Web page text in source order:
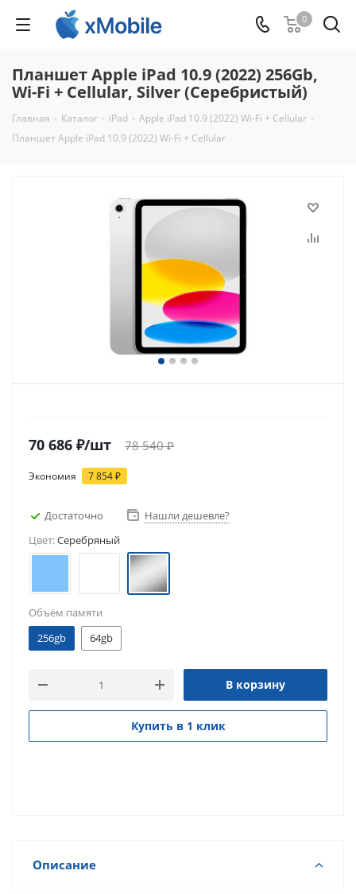
0
Планшет Apple iPad 10.9 (2022) 256Gb,
Wi-Fi + Cellular, Silver (Серебристый)
Главная - Каталог - iPad - Apple iPad 10.9 (2022) Wi-Fi + Cellular -
Планшет Apple iPad 10.9 (2022) Wi-Fi + Cellular
70 686 ₽/шт 78 540₽
Экономия 7 854₽
Достаточно
Нашли дешевле?
Цвет:Серебряный
Объём памяти
256gb
64gb
В корзину
Купить в 1 клик
Описание